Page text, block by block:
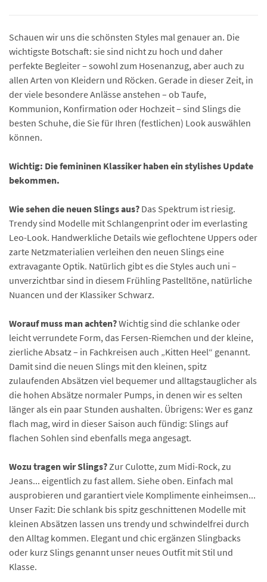
Schauen wir uns die schönsten Styles mal genauer an. Die
wichtigste Botschaft: sie sind nicht zu hoch und daher
perfekte Begleiter – sowohl zum Hosenanzug, aber auch zu
allen Arten von Kleidern und Röcken. Gerade in dieser Zeit, in
der viele besondere Anlässe anstehen – ob Taufe,
Kommunion, Konfirmation oder Hochzeit – sind Slings die
besten Schuhe, die Sie für Ihren (festlichen) Look auswählen
können.
Wichtig: Die femininen Klassiker haben ein stylishes Update
bekommen.
Wie sehen die neuen Slings aus? Das Spektrum ist riesig.
Trendy sind Modelle mit Schlangenprint oder im everlasting
Leo-Look. Handwerkliche Details wie geflochtene Uppers oder
zarte Netzmaterialien verleihen den neuen Slings eine
extravagante Optik. Natürlich gibt es die Styles auch uni –
unverzichtbar sind in diesem Frühling Pastelltöne, natürliche
Nuancen und der Klassiker Schwarz.
Worauf muss man achten?Wichtig sind die schlanke oder
leicht verrundete Form, das Fersen-Riemchen und der kleine,
zierliche Absatz – in Fachkreisen auch „Kitten Heel“ genannt.
Damit sind die neuen Slings mit den kleinen, spitz
zulaufenden Absätzen viel bequemer und alltagstauglicher als
die hohen Absätze normaler Pumps, in denen wir es selten
länger als ein paar Stunden aushalten. Übrigens: Wer es ganz
flach mag, wird in dieser Saison auch fündig: Slings auf
flachen Sohlen sind ebenfalls mega angesagt.
Wozu tragen wir Slings? Zur Culotte, zum Midi-Rock, zu
Jeans... eigentlich zu fast allem. Siehe oben. Einfach mal
ausprobieren und garantiert viele Komplimente einheimsen...
Unser Fazit: Die schlank bis spitz geschnittenen Modelle mit
kleinen Absätzen lassen uns trendy und schwindelfrei durch
den Alltag kommen. Elegant und chic ergänzen Slingbacks
oder kurz Slings genannt unser neues Outfit mit Stil und
Klasse.